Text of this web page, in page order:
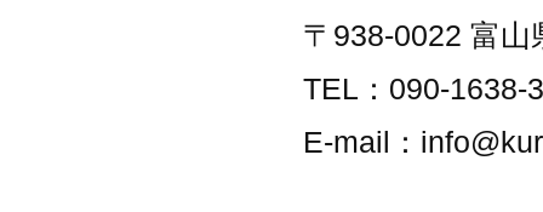
〒938-0022 富山
TEL：090-
E-mail：